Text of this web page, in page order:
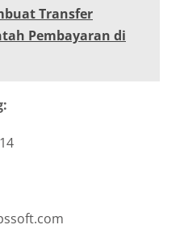
Transfer
Pembayaran di